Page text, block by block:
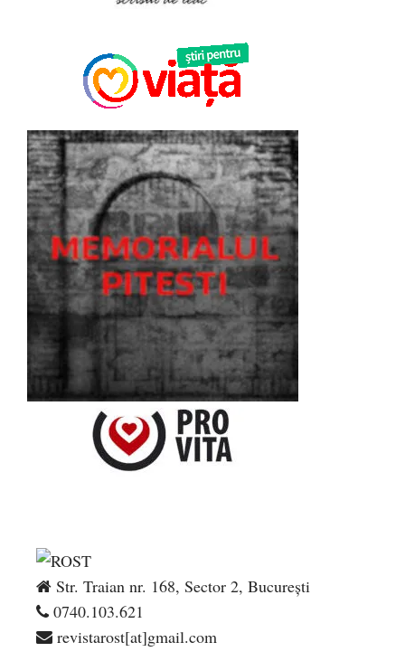
Str. Traian nr. 168, Sector 2, București
0740.103.621
revistarost[at]gmail.com